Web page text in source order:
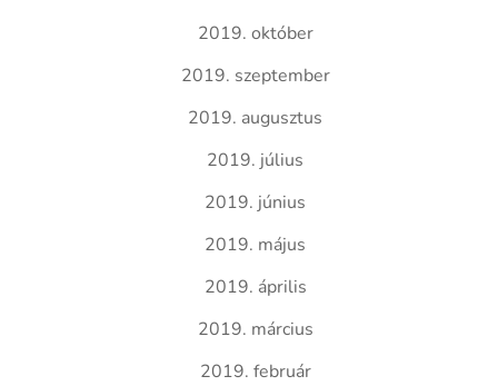
2019. október
2019. szeptember
2019. augusztus
2019. július
2019. június
2019. május
2019. április
2019. március
2019. február